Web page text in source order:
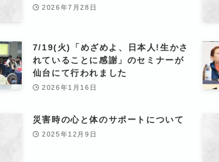
2026年7月28日
7/19(火)「めざめよ、日本人!生かさ
れていることに感謝」のセミナーが
仙台にて行われました
2026年1月16日
災害時の心と体のサポートについて
2025年12月9日